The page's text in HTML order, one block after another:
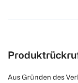
Aus Gründen des